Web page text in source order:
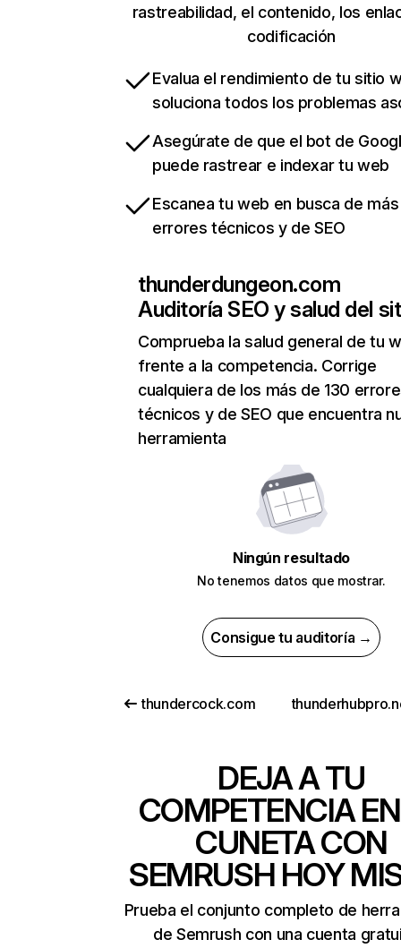
rastreabilidad, el contenido, los
codificación
Evalua el rendimiento de tu sitio
soluciona todos los problemas
Asegúrate de que el bot de
puede rastrear e indexar tu web
Escanea tu web en busca de
errores técnicos y de SEO
thunderdungeon.com
Auditoría SEO y salud del
Comprueba la salud general de tu
frente a la competencia. Corrige
cualquiera de los más de 130
técnicos y de SEO que encuentra
herramienta
Ningún resultado
No tenemos datos que mostrar.
Consigue tu auditoría →
thundercock.com
DEJA A TU
COMPETENCIA
CUNETA CON
SEMRUSH HOY
Prueba el conjunto completo de
de Semrush con una cuenta